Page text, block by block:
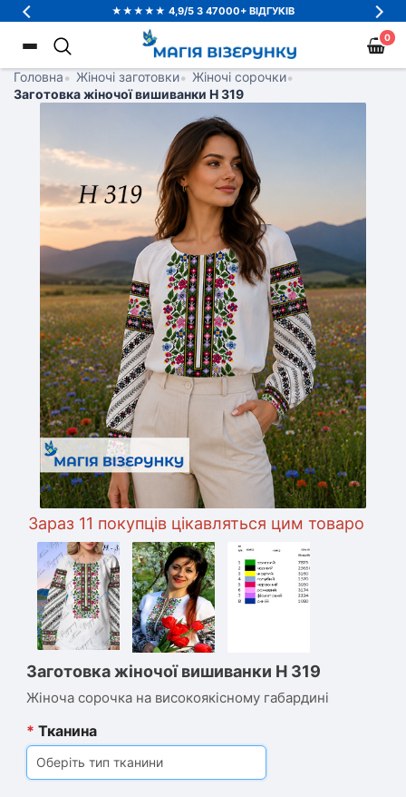
★★★★★ 4,9/5 З 47000+ ВІДГУКІВ
0
Головна• Жіночі заготовки• Жіночі сорочки•
Заготовка жіночої вишиванки Н 319
11 покупців цікавляться цим товаром
Заготовка жіночої вишиванки Н 319
Жіноча сорочка на високоякісному габардині
* Тканина
Оберіть тип тканини